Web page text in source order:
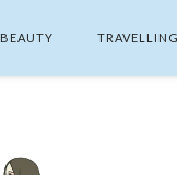
BEAUTY TRAVELLING